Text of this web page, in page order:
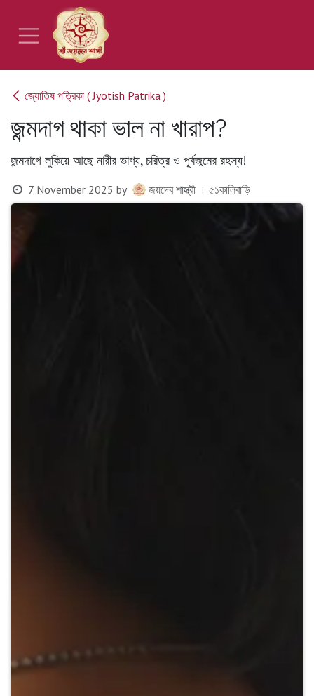
Skip to Content
জ্যোতিষ পত্রিকা ( Jyotish Patrika )
জন্মদাগ থাকা ভাল না খারাপ?
জন্মদাগে লুকিয়ে আছে নারীর ভাগ্য, চরিত্র ও পূর্বজন্মের রহস্য!
7 November 2025 by জয়দেব শাস্ত্রী । ৫১কালিবাড়ি